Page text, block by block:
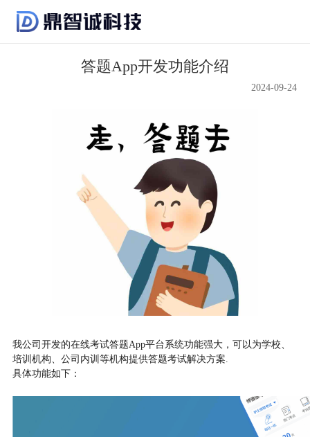
答题App开发功能介绍
2024-09-24
我公司开发的在线考试答题App平台系统功能强大，可以为学校、
培训机构、公司内训等机构提供答题考试解决方案.
具体功能如下：